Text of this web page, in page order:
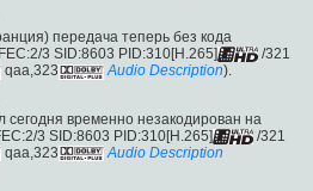
передача теперь без кода
3 SID:8603 PID:310[H.265]
/321
qaa,323 Audio Description).
сегодня временно незакодирован на
3 SID:8603 PID:310[H.265]
/321
qaa,323
Audio Description